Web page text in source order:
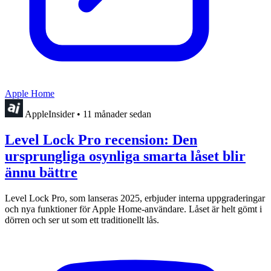
Apple Home
AppleInsider • 11 månader sedan
Level Lock Pro recension: Den
ursprungliga osynliga smarta låset blir
ännu bättre
Level Lock Pro, som lanseras 2025, erbjuder interna uppgraderingar
och nya funktioner för Apple Home-användare. Låset är helt gömt i
dörren och ser ut som ett traditionellt lås.